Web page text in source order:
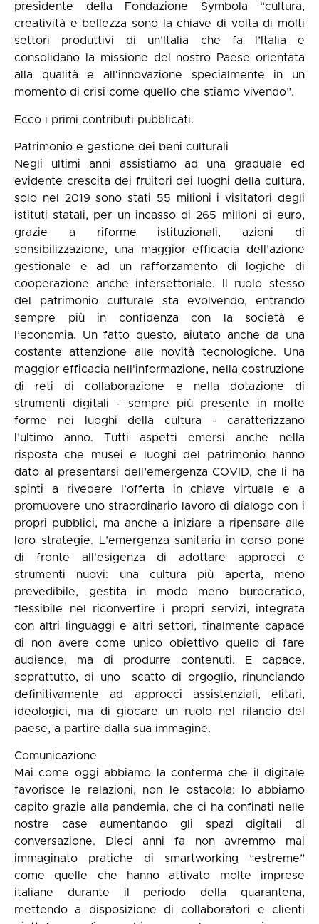
presidente della Fondazione Symbola “cultura,
creatività e bellezza sono la chiave di volta di molti
settori produttivi di un’Italia che fa l’Italia e
consolidano la missione del nostro Paese orientata
alla qualità e all'innovazione specialmente in un
momento di crisi come quello che stiamo vivendo”.
Ecco i primi contributi pubblicati.
Patrimonio e gestione dei beni culturali
Negli ultimi anni assistiamo ad una graduale ed
evidente crescita dei fruitori dei luoghi della cultura,
solo nel 2019 sono stati 55 milioni i visitatori degli
istituti statali, per un incasso di 265 milioni di euro,
grazie a riforme istituzionali, azioni di
sensibilizzazione, una maggior efficacia dell’azione
gestionale e ad un rafforzamento di logiche di
cooperazione anche intersettoriale. Il ruolo stesso
del patrimonio culturale sta evolvendo, entrando
sempre più in confidenza con la società e
l’economia. Un fatto questo, aiutato anche da una
costante attenzione alle novità tecnologiche. Una
maggior efficacia nell'informazione, nella costruzione
di reti di collaborazione e nella dotazione di
strumenti digitali - sempre più presente in molte
forme nei luoghi della cultura - caratterizzano
l’ultimo anno. Tutti aspetti emersi anche nella
risposta che musei e luoghi del patrimonio hanno
dato al presentarsi dell’emergenza COVID, che li ha
spinti a rivedere l’offerta in chiave virtuale e a
promuovere uno straordinario lavoro di dialogo con i
propri pubblici, ma anche a iniziare a ripensare alle
loro strategie. L’emergenza sanitaria in corso pone
di fronte all'esigenza di adottare approcci e
strumenti nuovi: una cultura più aperta, meno
prevedibile, gestita in modo meno burocratico,
flessibile nel riconvertire i propri servizi, integrata
con altri linguaggi e altri settori, finalmente capace
di non avere come unico obiettivo quello di fare
audience, ma di produrre contenuti. E capace,
soprattutto, di uno scatto di orgoglio, rinunciando
definitivamente ad approcci assistenziali, elitari,
ideologici, ma di giocare un ruolo nel rilancio del
paese, a partire dalla sua immagine.
Comunicazione
Mai come oggi abbiamo la conferma che il digitale
favorisce le relazioni, non le ostacola: lo abbiamo
capito grazie alla pandemia, che ci ha confinati nelle
nostre case aumentando gli spazi digitali di
conversazione. Dieci anni fa non avremmo mai
immaginato pratiche di smartworking “estreme”
come quelle che hanno attivato molte imprese
italiane durante il periodo della quarantena,
mettendo a disposizione di collaboratori e clienti